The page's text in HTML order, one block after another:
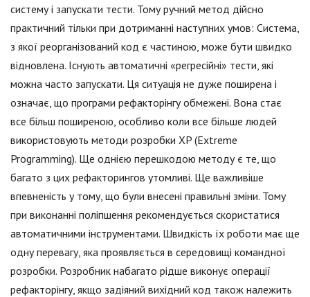
систему і запускати тести. Тому ручний метод дійсно
практичний тільки при дотриманні наступних умов: Система,
з якої реорганізований код є частиною, може бути швидко
відновлена. Існують автоматичні «регресійні» тести, які
можна часто запускати. Ця ситуація не дуже поширена і
означає, що програми рефакторінгу обмежені. Вона стає
все більш поширеною, особливо коли все більше людей
використовують методи розробки XP (Extreme
Programming). Ще однією перешкодою методу є те, що
багато з цих рефакторингов утомливі. Ще важливіше
впевненість у тому, що були внесені правильні зміни. Тому
при виконанні поліпшення рекомендується скористатися
автоматичними інструментами. Швидкість їх роботи має ще
одну перевагу, яка проявляється в середовищі командної
розробки. Розробник набагато рідше виконує операції
рефакторінгу, якщо задіяний вихідний код також належить